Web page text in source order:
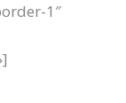
1″